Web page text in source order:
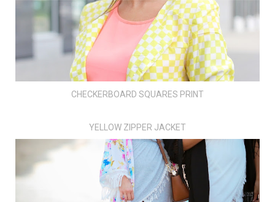
CHECKERBOARD SQUARES PRINT
YELLOW ZIPPER JACKET